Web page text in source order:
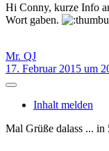
Hi Conny, kurze Info
Wort gaben.
Mr. QJ
17. Februar 2015 um
Inhalt melden
Mal Grüße dalass ... in